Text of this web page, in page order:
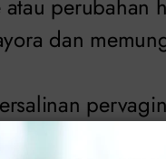
atau perubahan
dan